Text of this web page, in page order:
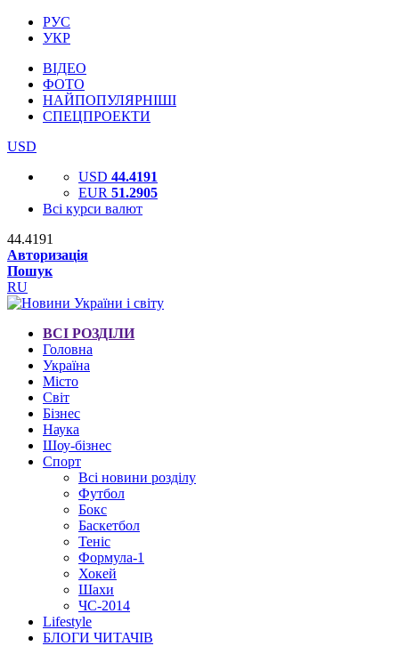
РУС
УКР
ВІДЕО
ФОТО
НАЙПОПУЛЯРНІШІ
СПЕЦПРОЕКТИ
USD
USD 44.4191
EUR 51.2905
Всі курси валют
44.4191
Авторизація
Пошук
RU
ВСІ РОЗДІЛИ
Головна
Україна
Місто
Світ
Бізнес
Наука
Шоу-бізнес
Спорт
Всі новини розділу
Футбол
Бокс
Баскетбол
Теніс
Формула-1
Хокей
Шахи
ЧС-2014
Lifestyle
БЛОГИ ЧИТАЧІВ